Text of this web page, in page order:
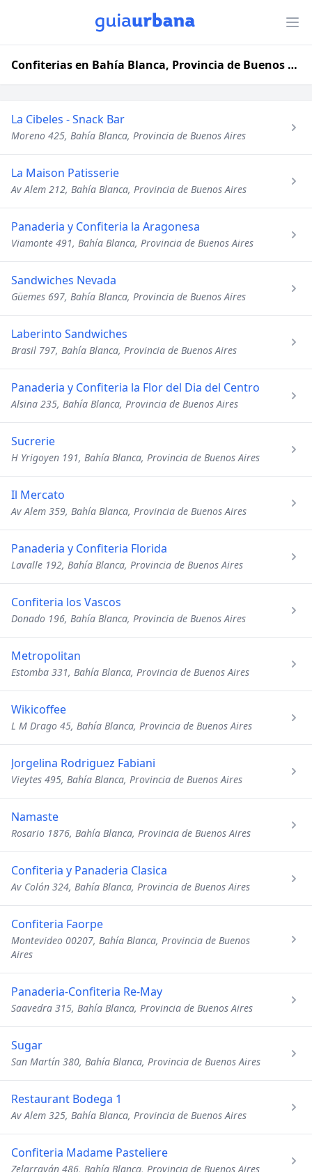
Confiterias en Bahía Blanca, Provincia de Buenos Aires
La Cibeles - Snack Bar
Moreno 425, Bahía Blanca, Provincia de Buenos Aires
La Maison Patisserie
Av Alem 212, Bahía Blanca, Provincia de Buenos Aires
Panaderia y Confiteria la Aragonesa
Viamonte 491, Bahía Blanca, Provincia de Buenos Aires
Sandwiches Nevada
Güemes 697, Bahía Blanca, Provincia de Buenos Aires
Laberinto Sandwiches
Brasil 797, Bahía Blanca, Provincia de Buenos Aires
Panaderia y Confiteria la Flor del Dia del Centro
Alsina 235, Bahía Blanca, Provincia de Buenos Aires
Sucrerie
H Yrigoyen 191, Bahía Blanca, Provincia de Buenos Aires
Il Mercato
Av Alem 359, Bahía Blanca, Provincia de Buenos Aires
Panaderia y Confiteria Florida
Lavalle 192, Bahía Blanca, Provincia de Buenos Aires
Confiteria los Vascos
Donado 196, Bahía Blanca, Provincia de Buenos Aires
Metropolitan
Estomba 331, Bahía Blanca, Provincia de Buenos Aires
Wikicoffee
L M Drago 45, Bahía Blanca, Provincia de Buenos Aires
Jorgelina Rodriguez Fabiani
Vieytes 495, Bahía Blanca, Provincia de Buenos Aires
Namaste
Rosario 1876, Bahía Blanca, Provincia de Buenos Aires
Confiteria y Panaderia Clasica
Av Colón 324, Bahía Blanca, Provincia de Buenos Aires
Confiteria Faorpe
Montevideo 00207, Bahía Blanca, Provincia de Buenos
Aires
Panaderia-Confiteria Re-May
Saavedra 315, Bahía Blanca, Provincia de Buenos Aires
Sugar
San Martín 380, Bahía Blanca, Provincia de Buenos Aires
Restaurant Bodega 1
Av Alem 325, Bahía Blanca, Provincia de Buenos Aires
Confiteria Madame Pasteliere
Zelarrayán 486, Bahía Blanca, Provincia de Buenos Aires